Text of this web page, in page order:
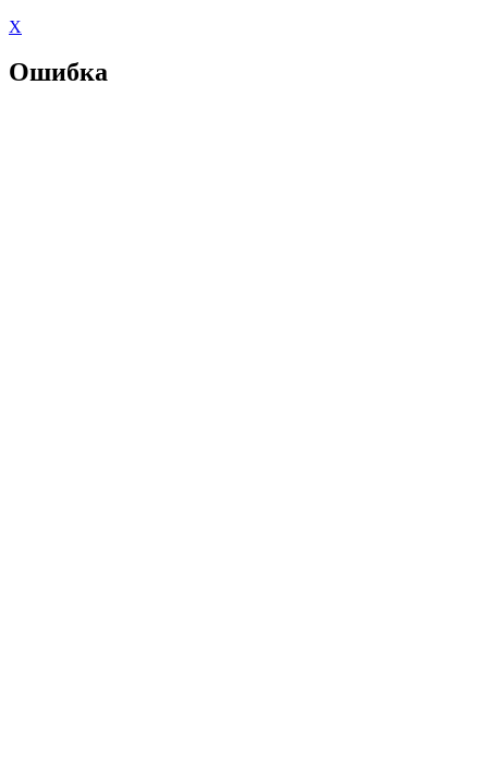
X
Ошибка